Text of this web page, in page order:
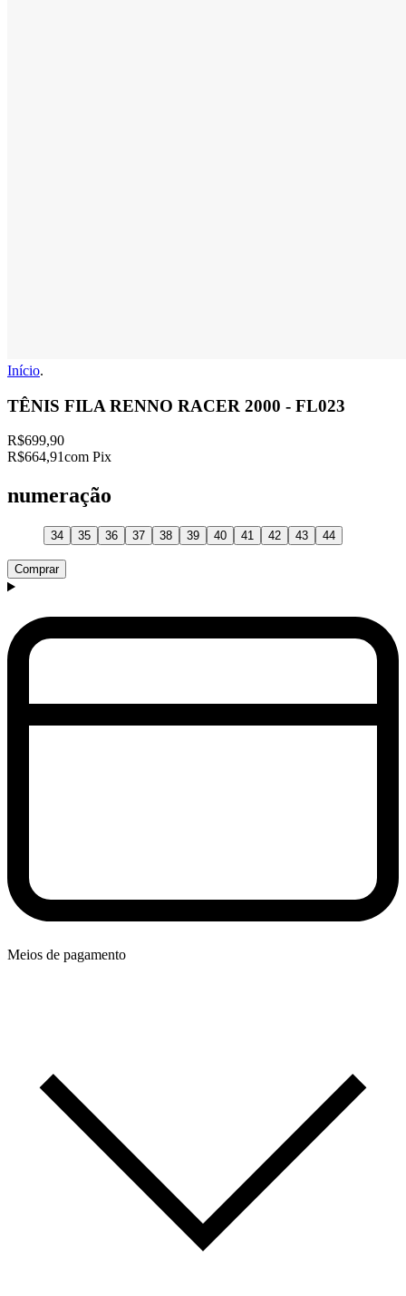
Início.
TÊNIS FILA RENNO RACER 2000 - FL023
R$699,90
R$664,91com Pix
numeração
34 35 36 37 38 39 40 41 42 43 44
Comprar
Meios de pagamento